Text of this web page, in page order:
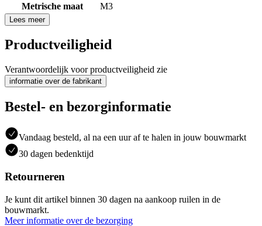
Metrische maat
M3
Lees meer
Productveiligheid
Verantwoordelijk voor productveiligheid zie
informatie over de fabrikant
Bestel- en bezorginformatie
Vandaag besteld, al na een uur af te halen in jouw bouwmarkt
30 dagen bedenktijd
Retourneren
Je kunt dit artikel binnen 30 dagen na aankoop ruilen in de
bouwmarkt.
Meer informatie over de bezorging